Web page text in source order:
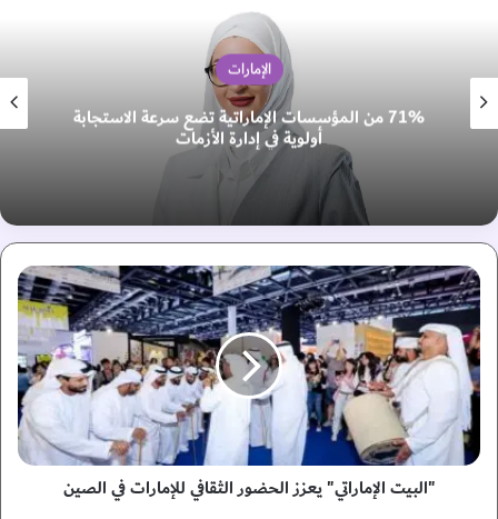
الإمارات
71% من المؤسسات الإماراتية تضع سرعة الاستجابة
أولوية في إدارة الأزمات
"
ا
ل
ب
ي
ت
إ
"البيت الإماراتي" يعزز الحضور الثقافي للإمارات في الصين